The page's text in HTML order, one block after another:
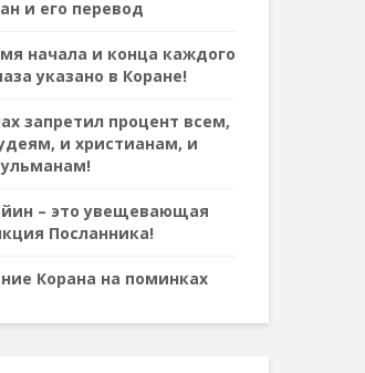
и его перевод
начала и конца каждого
указано в Коране!
запретил процент всем,
и христианам, и
– это увещевающая
Посланника!
Корана на поминках